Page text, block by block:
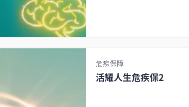
危疾保障
活耀人生危疾保2